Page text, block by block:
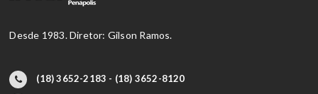
Desde 1983. Diretor: Gilson Ramos.
(18) 3652-2183 - (18) 3652-8120